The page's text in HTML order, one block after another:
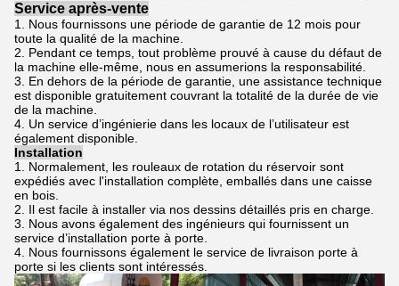
Service après-vente
1. Nous fournissons une période de garantie de 12 mois pour
toute la qualité de la machine.
2. Pendant ce temps, tout problème prouvé à cause du défaut de
la machine elle-même, nous en assumerions la responsabilité.
3. En dehors de la période de garantie, une assistance technique
est disponible gratuitement couvrant la totalité de la durée de vie
de la machine.
4. Un service d’ingénierie dans les locaux de l’utilisateur est
également disponible.
Installation
1. Normalement, les rouleaux de rotation du réservoir sont
expédiés avec l'installation complète, emballés dans une caisse
en bois.
2. Il est facile à installer via nos dessins détaillés pris en charge.
3. Nous avons également des ingénieurs qui fournissent un
service d’installation porte à porte.
4. Nous fournissons également le service de livraison porte à
porte si les clients sont intéressés.